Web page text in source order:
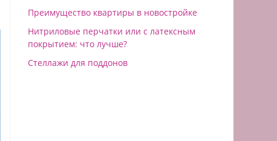
Преимущество квартиры в новостройке
Нитриловые перчатки или с латексным
покрытием: что лучше?
Стеллажи для поддонов